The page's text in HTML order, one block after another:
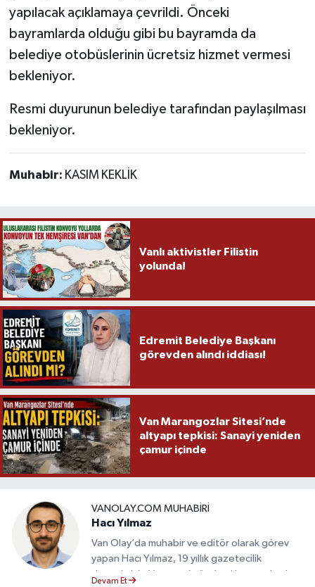
yapılacak açıklamaya çevrildi. Önceki
bayramlarda olduğu gibi bu bayramda da
belediye otobüslerinin ücretsiz hizmet vermesi
bekleniyor.
Resmi duyurunun belediye tarafından paylaşılması
bekleniyor.
Muhabir: KASIM KEKLİK
Vanlı aktivistler Filistin
yolunda!
Edremit Belediye Başkanı
görevden alındı iddiası!
Van Marangozlar Sitesi’nde
altyapı tepkisi: Sanayi yeniden
çamur içinde
VANOLAY.COM MUHABIRI
Hacı Yılmaz
Van Olay’da muhabir ve editör olarak görev
yapan Hacı Yılmaz, 19 yıllık gazetecilik
deneyimiyle Van yerel gündemi başta olmak
Devam Et